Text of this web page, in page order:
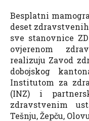
Besplatni
deset zdravstvenih
sve stanovnice
ovjerenom
realizuju Zavod
dobojskog
Institutom za
(INZ) i
zdravstvenim
Tešnju, Žepču,